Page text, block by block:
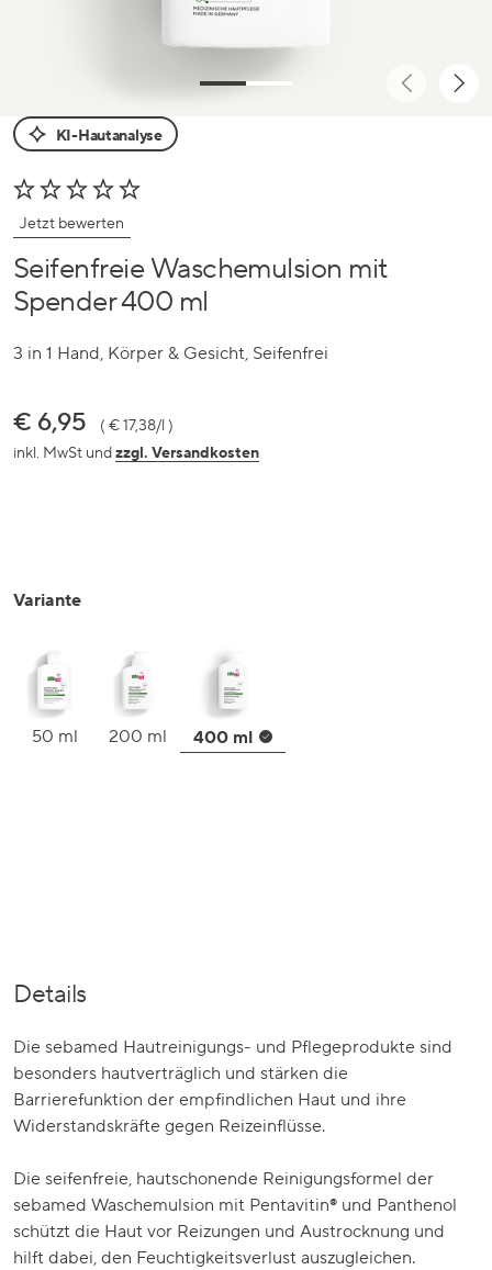
KI-Hautanalyse
Jetzt bewerten
Seifenfreie Waschemulsion mit
Spender 400 ml
3 in 1 Hand, Körper & Gesicht, Seifenfrei
Preis
€ 6,95
€ 17,38/l
inkl. MwSt undzzgl. Versandkosten
Variante
50 ml 200 ml 400 ml
Details
Die sebamed Hautreinigungs- und Pflegeprodukte sind
besonders hautverträglich und stärken die
Barrierefunktion der empfindlichen Haut und ihre
Widerstandskräfte gegen Reizeinflüsse.
Die seifenfreie, hautschonende Reinigungsformel der
sebamed Waschemulsion mit Pentavitin® und Panthenol
schützt die Haut vor Reizungen und Austrocknung und
hilft dabei, den Feuchtigkeitsverlust auszugleichen.